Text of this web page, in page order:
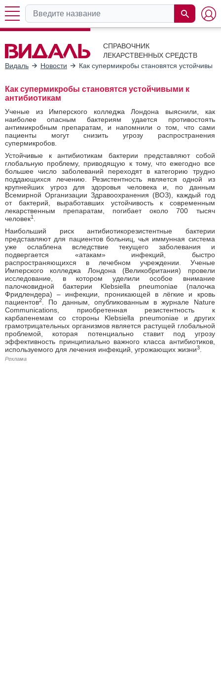
СПРАВОЧНИК
ЛЕКАРСТВЕННЫХ СРЕДСТВ
Видаль
Новости Как супермикробы становятся
Как супермикробы становятся устойчивыми к
антибиотикам
Ученые из Имперского колледжа Лондона выяснили, как
наиболее опасным бактериям удается противостоять
антимикробным препаратам, и напомнили о том, что сами
пациенты могут снизить угрозу распространения
супермикробов.
Устойчивые к антибиотикам бактерии представляют собой
глобальную проблему, приводящую к тому, что ежегодно все
большее число заболеваний переходят в категорию трудно
поддающихся лечению. Резистентность является одной из
крупнейших угроз для здоровья человека и, по данным
Всемирной Организации Здравоохранения (ВОЗ), каждый год
от бактерий, выработавших устойчивость к современным
лекарственным препаратам, погибает около 700 тысяч
человек1
Наибольший риск антибиотикорезистентные бактерии
представляют для пациентов больниц, чья иммунная система
уже ослаблена вследствие текущего заболевания и
подвергается «атакам» инфекций, быстро
распространяющихся в лечебном учреждении. Ученые
Имперского колледжа Лондона (Великобритания) провели
исследование, в котором уделили особое внимание
палочковидной бактерии Klebsiella pneumoniae (палочка
Фридлендера) – инфекции, проникающей в лёгкие и кровь
пациентов2
. По данным, опубликованным в журнале Nature
Communications, приобретенная резистентность к
карбапенемам со стороны Klebsiella pneumoniae и других
грамотрицательных организмов является растущей глобальной
проблемой, которая потенциально ставит под угрозу
эффективность принципиально важного класса антибиотиков,
используемого для лечения инфекций, угрожающих жизни3
Реклама